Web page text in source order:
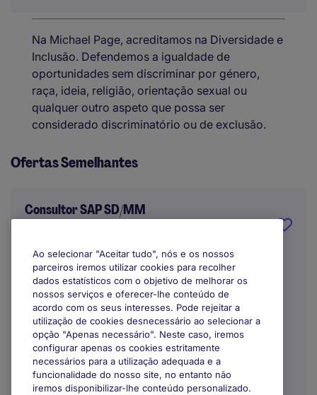
Na Michael Page, acreditamos na Diversidade e
Inclusão. Defendemos a igualdade de
oportunidades sem discriminar por género,
raça, ideia, religião, orientação sexual ou
qualquer outro aspeto que possa ser
considerado discriminatório ou de exclusão.
Ofertas Semelhantes
Consultor SAP SD/MM
Porto
Indefinido
Ao selecionar "Aceitar tudo", nós e os nossos
parceiros iremos utilizar cookies para recolher
dados estatísticos com o objetivo de melhorar os
nossos serviços e oferecer-lhe conteúdo de
acordo com os seus interesses. Pode rejeitar a
utilização de cookies desnecessário ao selecionar a
opção "Apenas necessário". Neste caso, iremos
configurar apenas os cookies estritamente
necessários para a utilização adequada e a
funcionalidade do nosso site, no entanto não
iremos disponibilizar-lhe conteúdo personalizado.